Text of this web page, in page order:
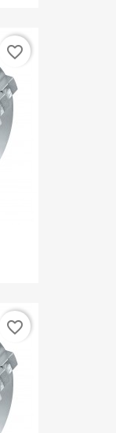
favorite_border
favorite_border